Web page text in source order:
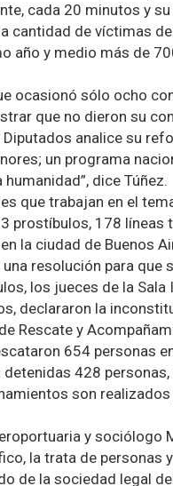
cada 20 minutos y su
cantidad de víctimas
año y medio más de
ocasionó sólo ocho
que no dieron su
analice su
un programa
dice Túñez.
que trabajan en el
prostíbulos, 178
la ciudad de Buenos
resolución para que
los jueces de la Sala
declararon la
Rescate y
654 personas
428
son
y sociólogo
la trata de personas
de la sociedad legal